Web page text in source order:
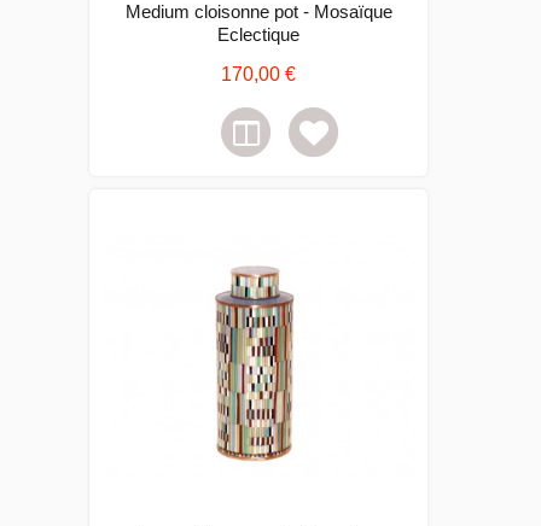
Medium cloisonne pot - Mosaïque
Eclectique
170,00 €